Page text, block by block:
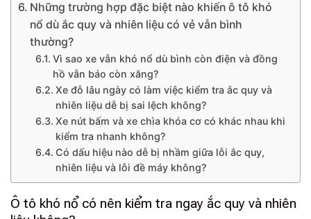
Những trường hợp đặc biệt nào khiến ô tô khó
nổ dù ắc quy và nhiên liệu có vẻ vẫn bình
thường?
Vì sao xe vẫn khó nổ dù bình còn điện và đồng
hồ vẫn báo còn xăng?
Xe đỗ lâu ngày có làm việc kiểm tra ắc quy và
nhiên liệu dễ bị sai lệch không?
Xe nút bấm và xe chìa khóa cơ có khác nhau khi
kiểm tra nhanh không?
Có dấu hiệu nào dễ bị nhầm giữa lỗi ắc quy,
nhiên liệu và lỗi đề máy không?
Ô tô khó nổ có nên kiểm tra ngay ắc quy và nhiên